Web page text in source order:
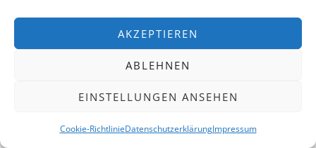
AKZEPTIEREN
ABLEHNEN
EINSTELLUNGEN ANSEHEN
Cookie-RichtlinieDatenschutzerklärungImpressum